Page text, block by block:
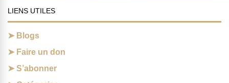
LIENS UTILES
Blogs
Faire un don
S’abonner